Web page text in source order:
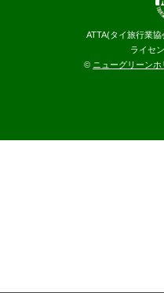
ATTA(タイ旅行業
ライセ
© ニューグリーンホ